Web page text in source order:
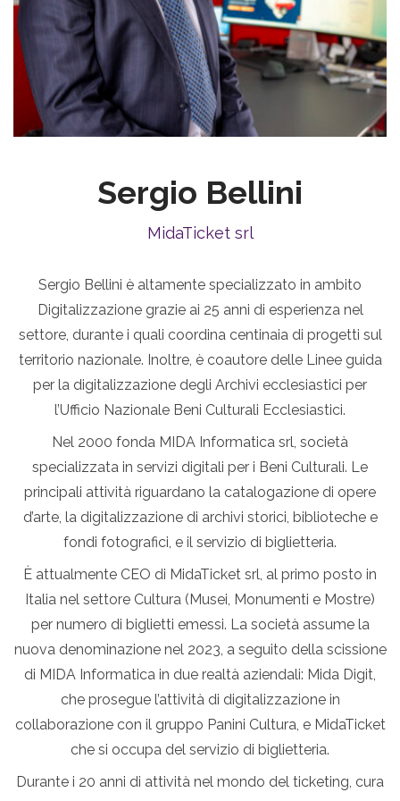
Sergio Bellini
MidaTicket srl
Sergio Bellini è altamente specializzato in ambito
Digitalizzazione grazie ai 25 anni di esperienza nel
settore, durante i quali coordina centinaia di progetti sul
territorio nazionale. Inoltre, è coautore delle Linee guida
per la digitalizzazione degli Archivi ecclesiastici per
l’Ufficio Nazionale Beni Culturali Ecclesiastici.
Nel 2000 fonda MIDA Informatica srl, società
specializzata in servizi digitali per i Beni Culturali. Le
principali attività riguardano la catalogazione di opere
d’arte, la digitalizzazione di archivi storici, biblioteche e
fondi fotografici, e il servizio di biglietteria.
È attualmente CEO di MidaTicket srl, al primo posto in
Italia nel settore Cultura (Musei, Monumenti e Mostre)
per numero di biglietti emessi. La società assume la
nuova denominazione nel 2023, a seguito della scissione
di MIDA Informatica in due realtà aziendali: Mida Digit,
che prosegue l’attività di digitalizzazione in
collaborazione con il gruppo Panini Cultura, e MidaTicket
che si occupa del servizio di biglietteria.
Durante i 20 anni di attività nel mondo del ticketing, cura